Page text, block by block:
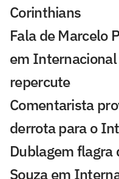
Corinthians
Fala de Marcelo
em
repercute
Comentarista
derrota para o
Dublagem flagra
Souza em